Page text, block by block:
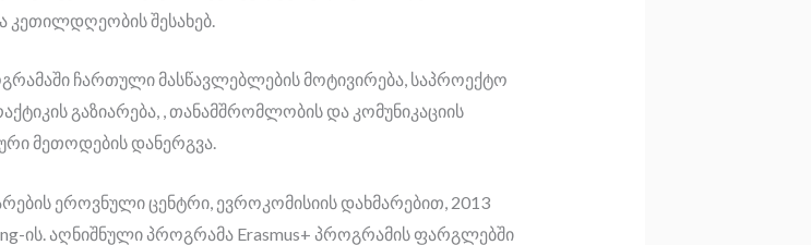
შესახებ.
ჩართული მასწავლებლების მოტივირება, საპროექტო
გაზიარება, , თანამშრომლობის და კომუნიკაციის
მეთოდების დანერგვა.
ეროვნული ცენტრი, ევროკომისიის დახმარებით, 2013
ის. აღნიშნული პროგრამა Erasmus+ პროგრამის ფარგლებში